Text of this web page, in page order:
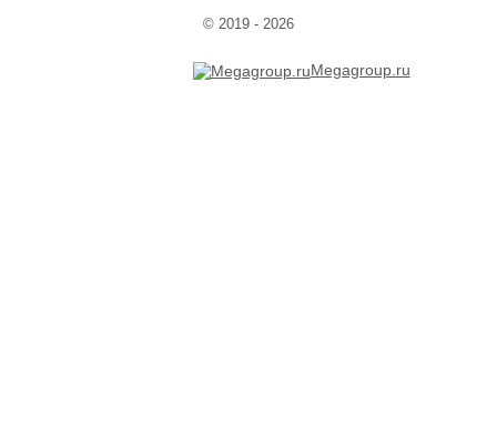
© 2019 - 2026
Megagroup.ru